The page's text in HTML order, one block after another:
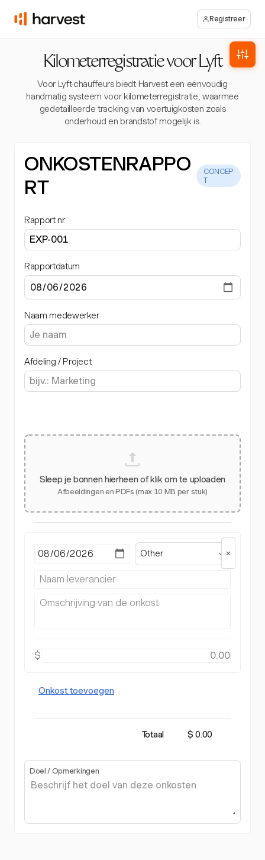
Registreer
Kilometerregistratie voor Lyft
Voor Lyft-chauffeurs biedt Harvest een eenvoudig
handmatig systeem voor kilometerregistratie, waarmee
gedetailleerde tracking van voertuigkosten zoals
onderhoud en brandstof mogelijk is.
ONKOSTENRAPPO
RT
CONCEP
T
Rapport nr.
Rapportdatum
Naam medewerker
Afdeling / Project
Sleep je bonnen hierheen of klik om te uploaden
Afbeeldingen en PDFs (max 10 MB per stuk)
Other
$
Onkost toevoegen
Totaal $ 0.00
Doel / Opmerkingen